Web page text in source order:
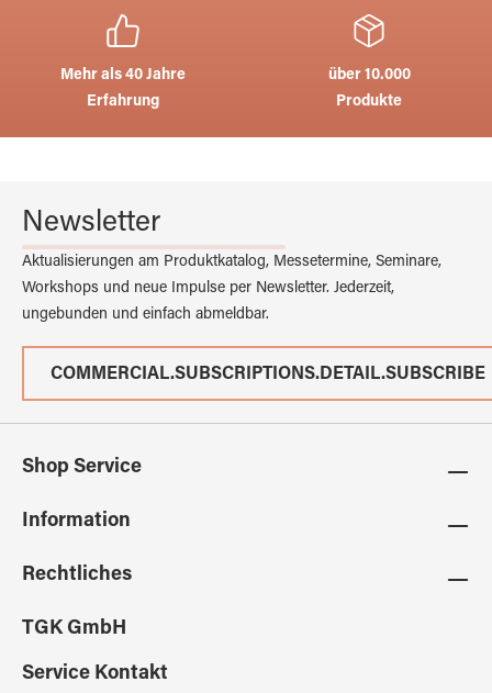
Mehr als 40 Jahre
Erfahrung
über 10.000
Produkte
Newsletter
Aktualisierungen am Produktkatalog, Messetermine, Seminare,
Workshops und neue Impulse per Newsletter. Jederzeit,
ungebunden und einfach abmeldbar.
COMMERCIAL.SUBSCRIPTIONS.DETAIL.SUBSCRIBE
Shop Service
Information
Rechtliches
TGK GmbH
Service Kontakt